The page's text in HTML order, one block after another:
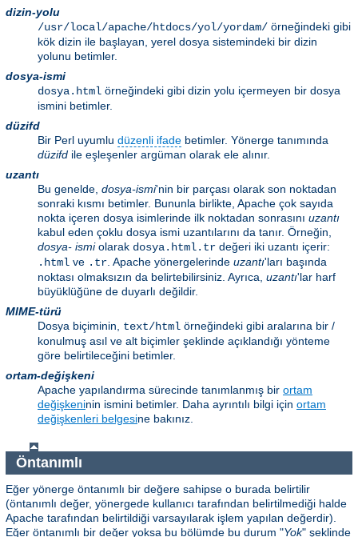
dizin-yolu
/usr/local/apache/htdocs/yol/yordam/ örneğindeki gibi
kök dizin ile başlayan, yerel dosya sistemindeki bir dizin
yolunu betimler.
dosya-ismi
dosya.html örneğindeki gibi dizin yolu içermeyen bir dosya
ismini betimler.
düzifd
Bir Perl uyumlu düzenli ifade betimler. Yönerge tanımında
düzifd ile eşleşenler argüman olarak ele alınır.
uzantı
Bu genelde, dosya-ismi'nin bir parçası olarak son noktadan
sonraki kısmı betimler. Bununla birlikte, Apache çok sayıda
nokta içeren dosya isimlerinde ilk noktadan sonrasını uzantı
kabul eden çoklu dosya ismi uzantılarını da tanır. Örneğin,
dosya- ismiolarak dosya.html.tr değeri iki uzantı içerir:
.html ve .tr. Apache yönergelerinde uzantı'ları başında
noktası olmaksızın da belirtebilirsiniz. Ayrıca, uzantı'lar harf
büyüklüğüne de duyarlı değildir.
MIME-türü
Dosya biçiminin, text/html örneğindeki gibi aralarına bir /
konulmuş asıl ve alt biçimler şeklinde açıklandığı yönteme
göre belirtileceğini betimler.
ortam-değişkeni
Apache yapılandırma sürecinde tanımlanmış bir ortam
değişkeninin ismini betimler. Daha ayrıntılı bilgi için ortam
değişkenleri belgesine bakınız.
Öntanımlı
Eğer yönerge öntanımlı bir değere sahipse o burada belirtilir
(öntanımlı değer, yönergede kullanıcı tarafından belirtilmediği halde
Apache tarafından belirtildiği varsayılarak işlem yapılan değerdir).
Eğer öntanımlı bir değer yoksa bu bölümde bu durum "Yok" şeklinde